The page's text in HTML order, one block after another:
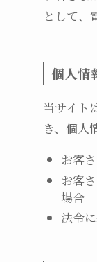
として、
個人情
当サイト
き、個人
お客
お客
場合
法令